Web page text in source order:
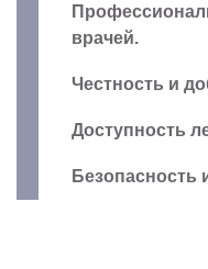
врачей.
Честность и
Доступность
Безопасность